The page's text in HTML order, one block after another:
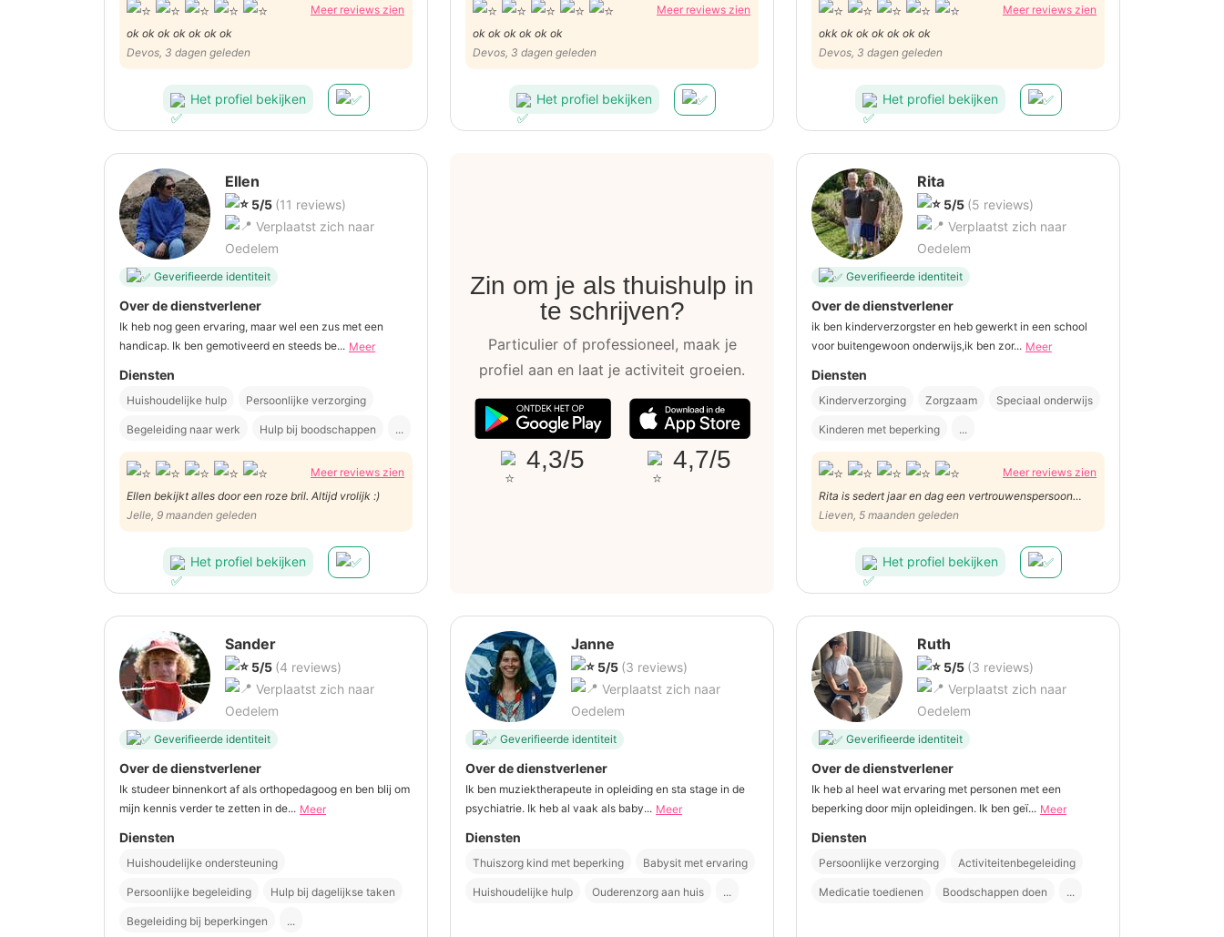
Meer reviews zien
ok ok ok ok ok ok ok
Devos, 3 dagen geleden
Het profiel bekijken
Meer reviews zien
ok ok ok ok ok ok
Devos, 3 dagen geleden
Het profiel bekijken
Meer reviews zien
okk ok ok ok ok ok ok
Devos, 3 dagen geleden
Het profiel bekijken
Ellen
5/5 (11 reviews)
Verplaatst zich naar
Oedelem
Geverifieerde identiteit
Over de dienstverlener
Ik heb nog geen ervaring, maar wel een zus met een
handicap. Ik ben gemotiveerd en steeds be... Meer
Diensten
Huishoudelijke hulp Persoonlijke verzorging
Begeleiding naar werk Hulp bij boodschappen ...
Meer reviews zien
Ellen bekijkt alles door een roze bril. Altijd vrolijk :)
Jelle, 9 maanden geleden
Het profiel bekijken
Zin om je als thuishulp in
te schrijven?
Particulier of professioneel, maak je
profiel aan en laat je activiteit groeien.
4,3/5 4,7/5
Rita
5/5 (5 reviews)
Verplaatst zich naar
Oedelem
Geverifieerde identiteit
Over de dienstverlener
ik ben kinderverzorgster en heb gewerkt in een school
voor buitengewoon onderwijs,ik ben zor... Meer
Diensten
Kinderverzorging Zorgzaam Speciaal onderwijs
Kinderen met beperking ...
Meer reviews zien
Rita is sedert jaar en dag een vertrouwenspersoon
voor onze dochter.
Lieven, 5 maanden geleden
Het profiel bekijken
Sander
5/5 (4 reviews)
Verplaatst zich naar
Oedelem
Geverifieerde identiteit
Over de dienstverlener
Ik studeer binnenkort af als orthopedagoog en ben blij om
mijn kennis verder te zetten in de... Meer
Diensten
Huishoudelijke ondersteuning
Persoonlijke begeleiding Hulp bij dagelijkse taken
Begeleiding bij beperkingen ...
Janne
5/5 (3 reviews)
Verplaatst zich naar
Oedelem
Geverifieerde identiteit
Over de dienstverlener
Ik ben muziektherapeute in opleiding en sta stage in de
psychiatrie. Ik heb al vaak als baby... Meer
Diensten
Thuiszorg kind met beperking Babysit met ervaring
Huishoudelijke hulp Ouderenzorg aan huis ...
Ruth
5/5 (3 reviews)
Verplaatst zich naar
Oedelem
Geverifieerde identiteit
Over de dienstverlener
Ik heb al heel wat ervaring met personen met een
beperking door mijn opleidingen. Ik ben geï... Meer
Diensten
Persoonlijke verzorging Activiteitenbegeleiding
Medicatie toedienen Boodschappen doen ...